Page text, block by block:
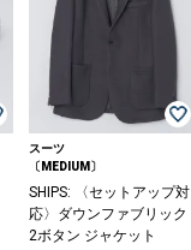
スーツ
〔MEDIUM〕
SHIPS: 〈セットアップ対
応〉ダウンファブリック
2ボタン ジャケット